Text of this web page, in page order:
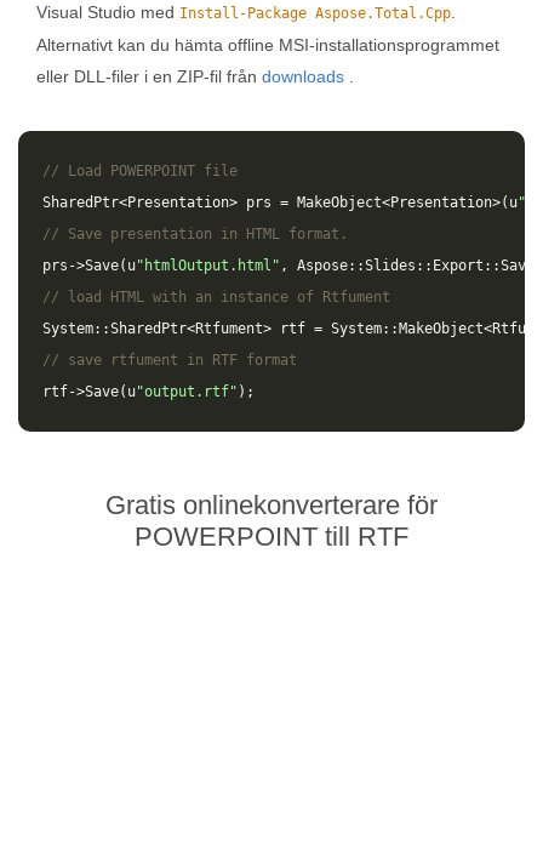
Visual Studio med Install-Package Aspose.Total.Cpp
Alternativt kan du hämta offline MSI-installationsprogrammet
eller DLL-filer i en ZIP-fil från downloads
// Load POWERPOINT file
SharedPtr<Presentation> prs = MakeObject<Presentation>( u
// Save presentation in HTML format.
prs ->Save( u"htmlOutput.html" , Aspose::Slides :: Export ::
// load HTML with an instance of Rtfument
System::SharedPtr<Rtfument> rtf = System:: MakeObject<
// save rtfument in RTF format
rtf->Save( u"output.rtf" );
Gratis onlinekonverterare för
POWERPOINT till RTF